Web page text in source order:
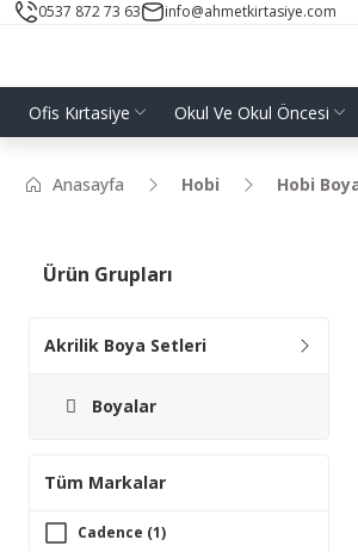
0537 872 73 63 info@ahmetkirtasiye.com
Ofis Kırtasiye Okul Ve Okul Öncesi
Anasayfa Hobi Hobi
Ürün Grupları
Akrilik Boya Setleri
Boyalar
Tüm Markalar
Cadence (1)